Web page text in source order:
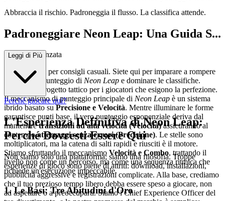
Abbraccia il rischio. Padroneggia il flusso. La classifica attende.
Padroneggiare Neon Leap: Una Guida S...
trategica Avanzata
Non siete qui per consigli casuali. Siete qui per imparare a rompere
il motore di punteggio di Neon Leap e dominare le classifiche.
Questo è il progetto tattico per i giocatori che esigono la perfezione.
Il meccanismo di punteggio principale di Neon Leap è un sistema
ibrido basato su Precisione e Velocità. Mentre illuminare le forme
garantisce punti base, il vero punteggio esponenziale deriva dal
manteneretransizioni ad alta velocità (Velocità)assicurando al
contempoatterraggi senza errori (Precisione). Le stelle sono
moltiplicatori, ma la catena di salti rapidi e riusciti è il motore.
Stiamo sfruttando il meccanismo Velocità e Combo, trattando il
livello non come un percorso, ma come una sequenza ritmica che
richiede un'esecuzione impeccabile.
1. Le Basi: Tre Abitudini d'Oro
Leggi di Più
Perché giocare qui?
L'Esperienza Definitiva di Neon Leap:
Perché Dovresti Essere Qui
Non siamo solo una piattaforma; siamo una filosofia. Troppe
esperienze di gioco sono piene di attriti: download, installazioni,
pubblicità aggressive e registrazioni complicate. Alla base, crediamo
che il tuo prezioso tempo libero debba essere speso a giocare, non
ad aspettare o a preoccuparti. Siamo i Chief Experience Officer del